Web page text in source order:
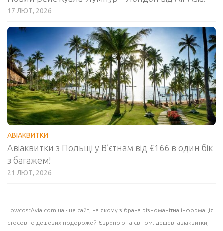
17 ЛЮТ, 2026
АВІАКВИТКИ
Авіаквитки з Польщі у В’єтнам від €166 в один бік
з багажем!
21 ЛЮТ, 2026
LowcostAvia.com.ua - це сайт, на якому зібрана різноманітна інформація
стосовно дешевих подорожей Європою та світом: дешеві авіаквитки